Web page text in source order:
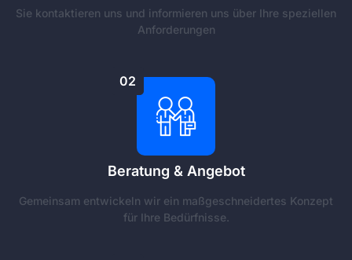
Sie kontaktieren uns und informieren uns über Ihre speziellen
Anforderungen
02
Beratung & Angebot
Gemeinsam entwickeln wir ein maßgeschneidertes Konzept
für Ihre Bedürfnisse.